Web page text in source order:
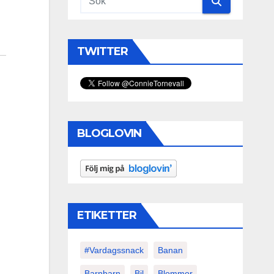
TWITTER
BLOGLOVIN
ETIKETTER
#vardagssnack Banan